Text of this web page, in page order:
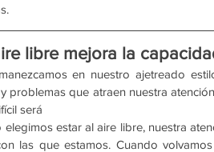
libre mejora la
en nuestro ajetreado
problemas que atraen nuestra
será
elegimos estar al aire libre, nuestra
las que estamos. Cuando